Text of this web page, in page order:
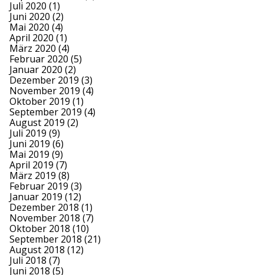
Juli 2020 (1)
Juni 2020 (2)
Mai 2020 (4)
April 2020 (1)
März 2020 (4)
Februar 2020 (5)
Januar 2020 (2)
Dezember 2019 (3)
November 2019 (4)
Oktober 2019 (1)
September 2019 (4)
August 2019 (2)
Juli 2019 (9)
Juni 2019 (6)
Mai 2019 (9)
April 2019 (7)
März 2019 (8)
Februar 2019 (3)
Januar 2019 (12)
Dezember 2018 (1)
November 2018 (7)
Oktober 2018 (10)
September 2018 (21)
August 2018 (12)
Juli 2018 (7)
Juni 2018 (5)